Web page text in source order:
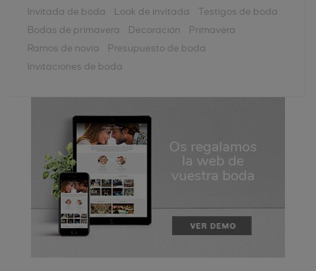
Invitada de boda
Look de invitada
Testigos de boda
Bodas de primavera
Decoración
Primavera
Ramos de novia
Presupuesto de boda
Invitaciones de boda